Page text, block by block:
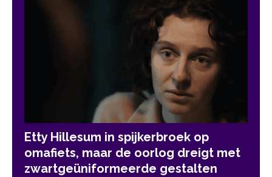
Etty Hillesum in spijkerbroek op
omafiets, maar de oorlog dreigt met
zwartgeüniformeerde gestalten